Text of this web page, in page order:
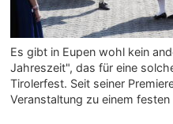
Es gibt in Eupen wohl kein
Jahreszeit", das für eine
Tirolerfest. Seit seiner
Veranstaltung zu einem